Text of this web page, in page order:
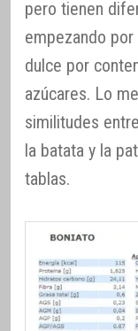
pero tienen
empezando
dulce por
azúcares. Lo
similitudes
la batata y la
tablas.